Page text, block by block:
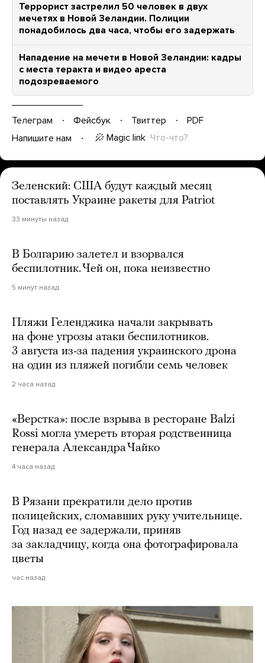
Террорист застрелил 50 человек в двух
мечетях в Новой Зеландии. Полиции
понадобилось два часа, чтобы его задержать
Нападение на мечети в Новой Зеландии: кадры
с места теракта и видео ареста
подозреваемого
Телеграм Фейсбук Твиттер
PDF
Напишите нам
Magic link Что-что?
Зеленский: США будут каждый месяц
поставлять Украине ракеты для Patriot
33 минуты назад
В Болгарию залетел и взорвался
беспилотник. Чей он, пока неизвестно
5 минут назад
Пляжи Геленджика начали закрывать
на фоне угрозы атаки беспилотников.
3 августа из-за падения украинского дрона
на один из пляжей погибли семь человек
2 часа назад
«Верстка»: после взрыва в ресторане Balzi
Rossi могла умереть вторая родственница
генерала Александра Чайко
4 часа назад
В Рязани прекратили дело против
полицейских, сломавших руку учительнице.
Год назад ее задержали, приняв
за закладчицу, когда она фотографировала
цветы
час назад